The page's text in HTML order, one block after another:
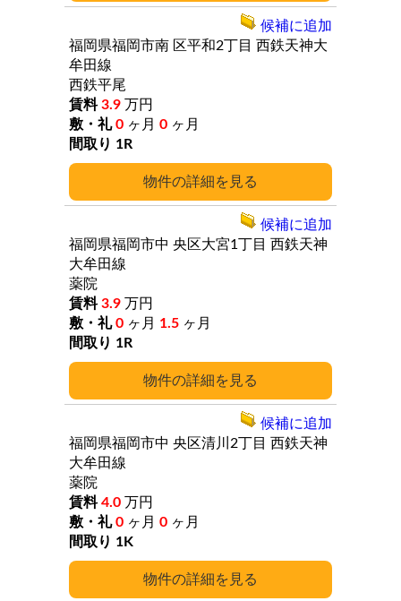
詳細
福岡県福岡市南 区平和2丁目 西鉄天神大
牟田線
西鉄平尾
3.9 万円
0 ヶ月 0 ヶ月
1R
候補に追加
詳細
福岡県福岡市中 央区大宮1丁目 西鉄天神
大牟田線
薬院
3.9 万円
0 ヶ月 1.5 ヶ月
1R
候補に追加
詳細
福岡県福岡市中 央区清川2丁目 西鉄天神
大牟田線
薬院
4.0 万円
0 ヶ月 0 ヶ月
1K
候補に追加